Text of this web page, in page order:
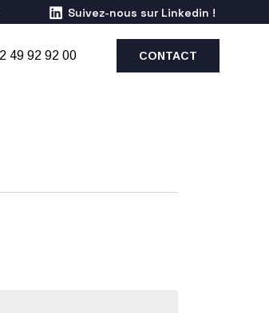
Suivez-nous sur Linkedin !
49 92 92 00 CONTACT